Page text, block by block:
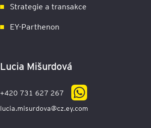
Strategie a transakce
EY-Parthenon
Lucia Mišurdová
+420 731 627 267
lucia.misurdova@cz.ey.com